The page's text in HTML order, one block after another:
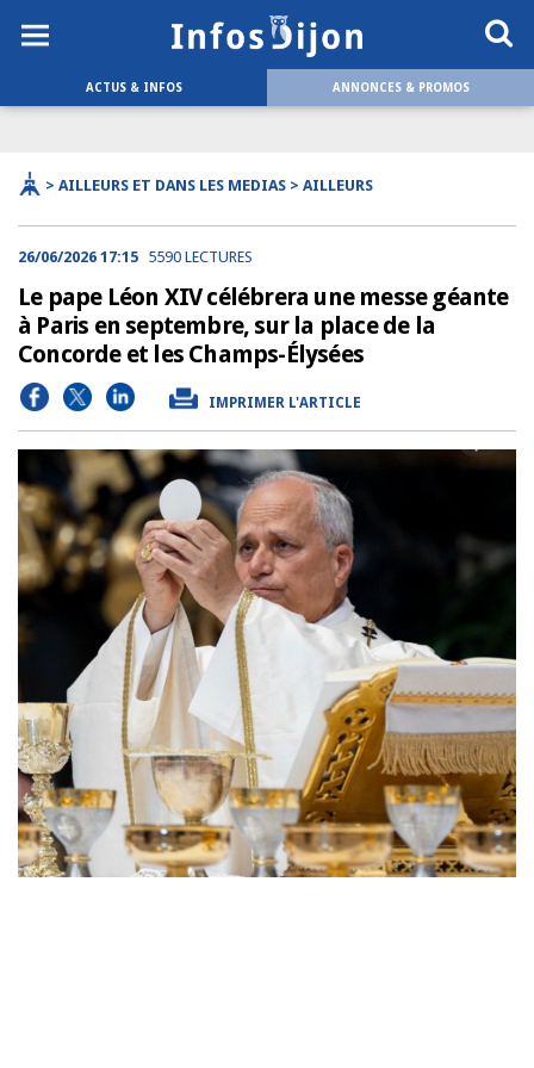
ACTUS & INFOS ANNONCES & PROMOS
> AILLEURS ET DANS LES MEDIAS > AILLEURS
26/06/2026 17:15 5590 LECTURES
Le pape Léon XIV célébrera une messe géante
à Paris en septembre, sur la place de la
Concorde et les Champs-Élysées
IMPRIMER L'ARTICLE